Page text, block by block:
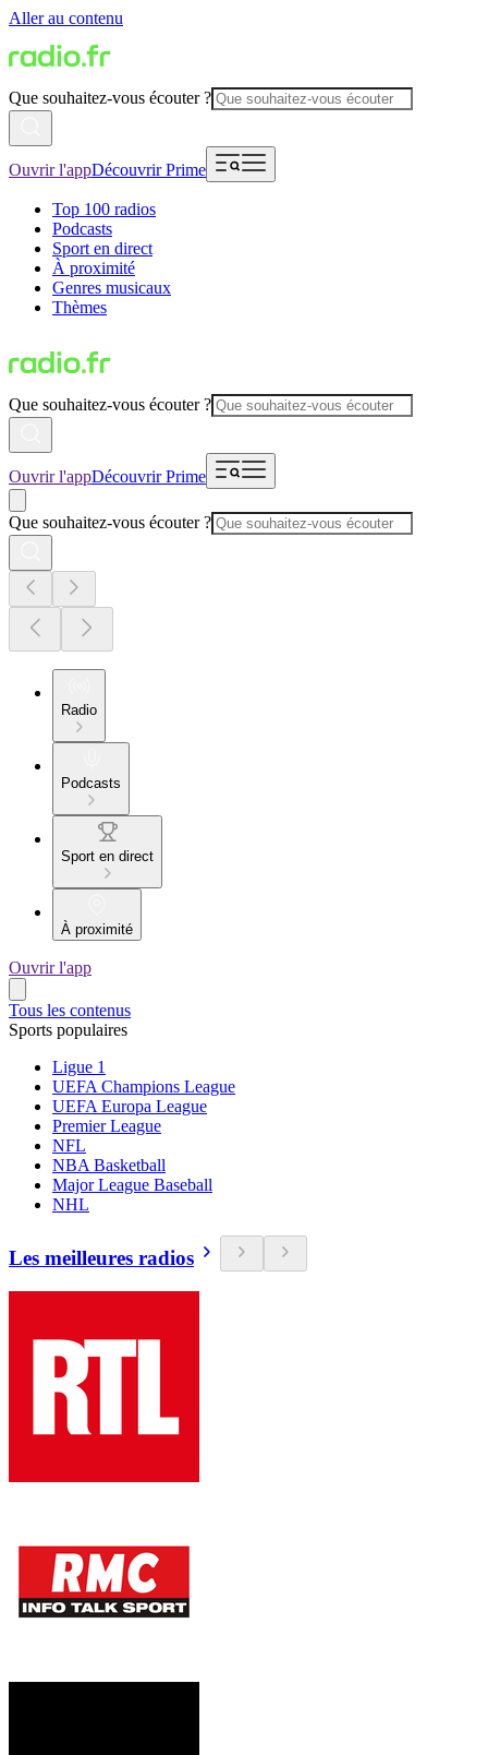
Aller au contenu
Que souhaitez-vous écouter ?
Ouvrir l'appDécouvrir Prime
Top 100 radios
Podcasts
Sport en direct
À proximité
Genres musicaux
Thèmes
Que souhaitez-vous écouter ?
Ouvrir l'appDécouvrir Prime
Que souhaitez-vous écouter ?
Radio
Podcasts
Sport en direct
À proximité
Ouvrir l'app
Tous les contenus
Sports populaires
Ligue 1
UEFA Champions League
UEFA Europa League
Premier League
NFL
NBA Basketball
Major League Baseball
NHL
Les meilleures radios